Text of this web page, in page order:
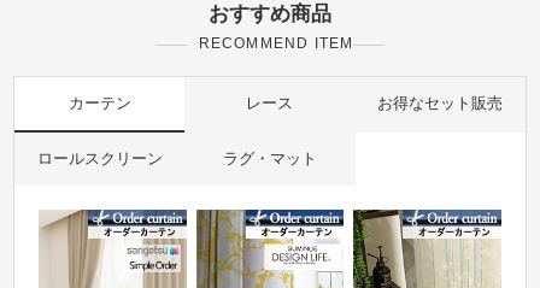
おすすめ商品
RECOMMEND ITEM
カーテン レース お得なセット販売
ロールスクリーン ラグ・マット